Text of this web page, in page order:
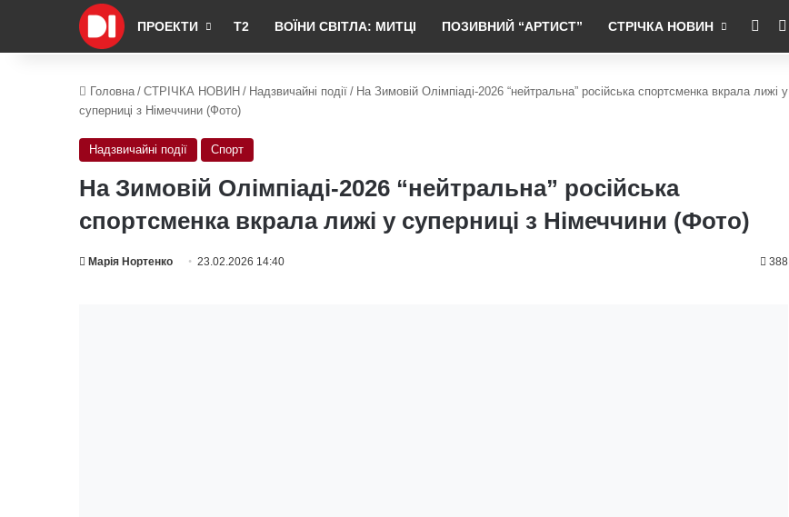
ПРОЕКТИ Т2 ВОЇНИ СВІТЛА: МИТЦІ ПОЗИВНИЙ “АРТИСТ” СТРІЧКА НОВИН RSS
Головна / СТРІЧКА НОВИН / Надзвичайні події / На Зимовій Олімпіаді-2026 “нейтральна” російська спортсменка вкрала лижі у
суперниці з Німеччини (Фото)
Надзвичайні події Спорт
На Зимовій Олімпіаді-2026 “нейтральна” російська
спортсменка вкрала лижі у суперниці з Німеччини (Фото)
Марія Нортенко 23.02.2026 14:40 388